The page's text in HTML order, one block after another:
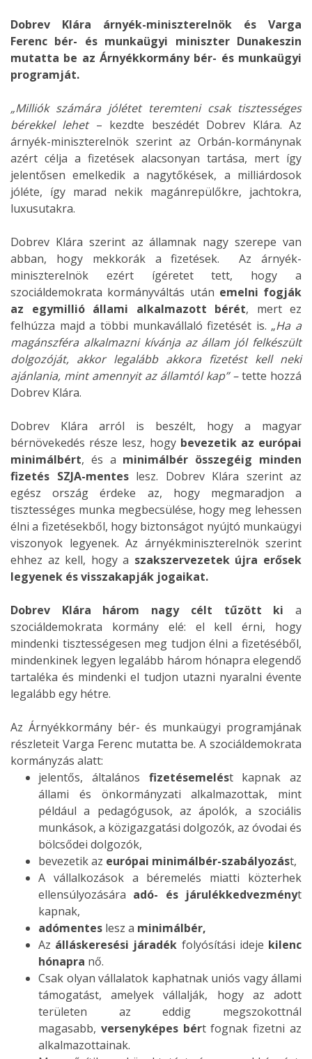
Dobrev Klára árnyék-miniszterelnök és Varga
Ferenc bér- és munkaügyi miniszter Dunakeszin
mutatta be az Árnyékkormány bér- és munkaügyi
programját.
„Milliók számára jólétet teremteni csak tisztességes
bérekkel lehet– kezdte beszédét Dobrev Klára. Az
árnyék-miniszterelnök szerint az Orbán-kormánynak
azért célja a fizetések alacsonyan tartása, mert így
jelentősen emelkedik a nagytőkések, a milliárdosok
jóléte, így marad nekik magánrepülőkre, jachtokra,
luxusutakra.
Dobrev Klára szerint az államnak nagy szerepe van
abban, hogy mekkorák a fizetések. Az árnyék-
miniszterelnök ezért ígéretet tett, hogy a
szociáldemokrata kormányváltás után emelni fogják
az egymillió állami alkalmazott bérét, mert ez
felhúzza majd a többi munkavállaló fizetését is. „Ha a
magánszféra alkalmazni kívánja az állam jól felkészült
dolgozóját, akkor legalább akkora fizetést kell neki
ajánlania, mint amennyit az államtól kap” –tette hozzá
Dobrev Klára.
Dobrev Klára arról is beszélt, hogy a magyar
bérnövekedés része lesz, hogy bevezetik az európai
minimálbért, és a minimálbér összegéig minden
fizetés SZJA-menteslesz. Dobrev Klára szerint az
egész ország érdeke az, hogy megmaradjon a
tisztességes munka megbecsülése, hogy meg lehessen
élni a fizetésekből, hogy biztonságot nyújtó munkaügyi
viszonyok legyenek. Az árnyékminiszterelnök szerint
ehhez az kell, hogy a szakszervezetek újra erősek
legyenek és visszakapják jogaikat.
Dobrev Klára három nagy célt tűzött ki a
szociáldemokrata kormány elé: el kell érni, hogy
mindenki tisztességesen meg tudjon élni a fizetéséből,
mindenkinek legyen legalább három hónapra elegendő
tartaléka és mindenki el tudjon utazni nyaralni évente
legalább egy hétre.
Az Árnyékkormány bér- és munkaügyi programjának
részleteit Varga Ferenc mutatta be. A szociáldemokrata
kormányzás alatt:
jelentős, általános fizetésemelést kapnak az
állami és önkormányzati alkalmazottak, mint
például a pedagógusok, az ápolók, a szociális
munkások, a közigazgatási dolgozók, az óvodai és
bölcsődei dolgozók,
bevezetik az európai minimálbér-szabályozást,
A vállalkozások a béremelés miatti közterhek
ellensúlyozására adó- és járulékkedvezményt
kapnak,
adómentes lesz a minimálbér,
Az álláskeresési járadék folyósítási ideje kilenc
hónapra nő.
Csak olyan vállalatok kaphatnak uniós vagy állami
támogatást, amelyek vállalják, hogy az adott
területen az eddig megszokottnál
magasabb, versenyképes bért fognak fizetni az
alkalmazottainak.